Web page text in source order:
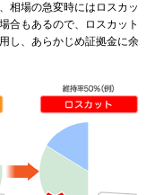
相場の急変時にはロスカッ
合もあるので、ロスカット
し、あらかじめ証拠金に余